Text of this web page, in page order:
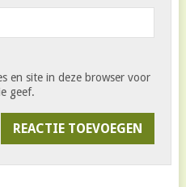
en site in deze browser voor
geef.